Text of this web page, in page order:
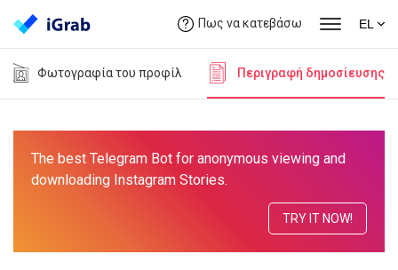
Πως να κατεβάσω EL
Φωτογραφία του προφίλ Περιγραφή δημοσίευσης
The best Telegram Bot for anonymous viewing and
downloading Instagram Stories.
TRY IT NOW!